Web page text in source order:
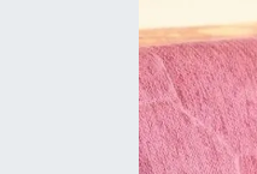
SİYASET
SOSYAL YAŞAM